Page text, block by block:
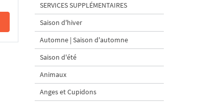
SERVICES SUPPLÉMENTAIRES
Saison d'hiver
Automne | Saison d'automne
Saison d'été
Animaux
Anges et Cupidons